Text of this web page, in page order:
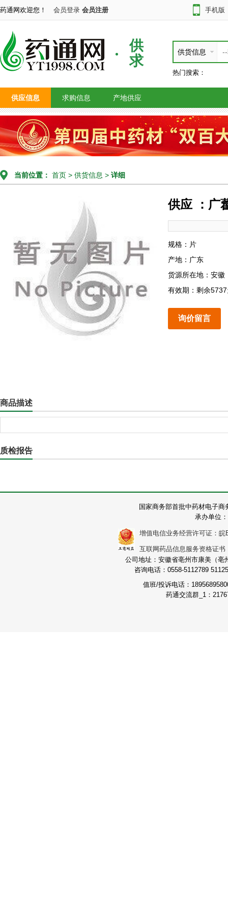
药通网欢迎您！ 会员登录 会员注册 手机版
供
求
供货信息
热门搜索：
供应信息 求购信息 产地供应
当前位置： 首页 > 供货信息 > 详细
供应 ：广
规格：片
产地：广东
货源所在地：安徽
有效期：剩余
询价留言
商品描述
质检报告
国家商务部首批中药材电子
承办单位
增值电信业务经营许可证：皖
互联网药品信息服务资格证
公司地址：安徽省亳州市康美（
咨询电话：0558-5112789
值班/投诉电话：
药通交流群_1：